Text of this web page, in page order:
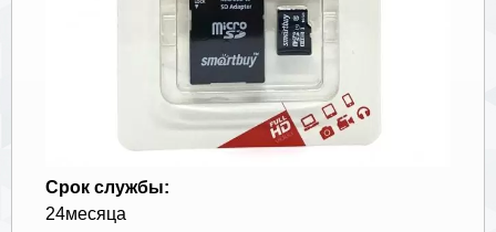
Срок службы:
24месяца